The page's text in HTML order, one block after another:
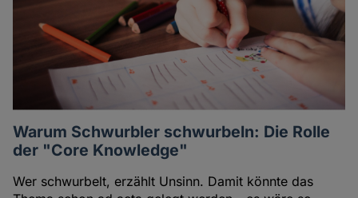
Warum Schwurbler schwurbeln: Die Rolle
der "Core Knowledge"
Wer schwurbelt, erzählt Unsinn. Damit könnte das